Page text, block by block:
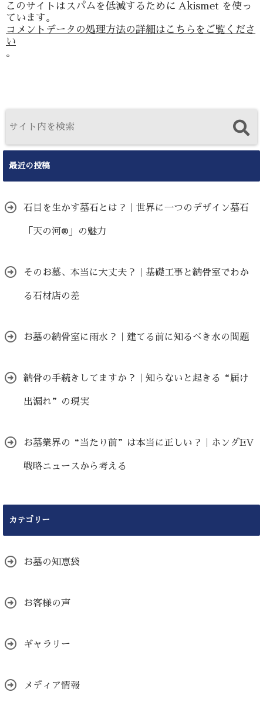
このサイトはスパムを低減するために Akismet を使っ
ています。
コメントデータの処理方法の詳細はこちらをご覧くださ
い
。
最近の投稿
石目を生かす墓石とは？｜世界に一つのデザイン墓石
「天の河®」の魅力
そのお墓、本当に大丈夫？｜基礎工事と納骨室でわか
る石材店の差
お墓の納骨室に雨水？｜建てる前に知るべき水の問題
納骨の手続きしてますか？｜知らないと起きる“届け
出漏れ”の現実
お墓業界の“当たり前”は本当に正しい？｜ホンダEV
戦略ニュースから考える
カテゴリー
お墓の知恵袋
お客様の声
ギャラリー
メディア情報